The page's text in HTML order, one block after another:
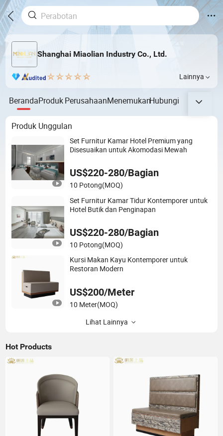
Shanghai Miaolian Industry Co., Ltd.
Lainnya
BerandaProdukPerusahaanMenemukanHubungi
Produk Unggulan
Set Furnitur Kamar Hotel Premium yang
Disesuaikan untuk Akomodasi Mewah
US$220-280/Bagian
10 Potong(MOQ)
Set Furnitur Kamar Tidur Kontemporer untuk
Hotel Butik dan Penginapan
US$220-280/Bagian
10 Potong(MOQ)
Kursi Makan Kayu Kontemporer untuk
Restoran Modern
US$200/Meter
10 Meter(MOQ)
Lihat Lainnya
Hot Products